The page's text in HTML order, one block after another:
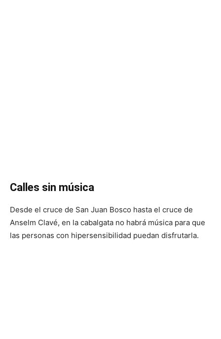
Calles sin música
Desde el cruce de San Juan Bosco hasta el cruce de
Anselm Clavé, en la cabalgata no habrá música para que
las personas con hipersensibilidad puedan disfrutarla.